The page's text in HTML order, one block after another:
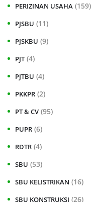
PERIZINAN USAHA (159)
PJSBU (11)
PJSKBU (9)
PJT (4)
PJTBU (4)
PKKPR (2)
PT & CV (95)
PUPR (6)
RDTR (4)
SBU (53)
SBU KELISTRIKAN (16)
SBU KONSTRUKSI (26)